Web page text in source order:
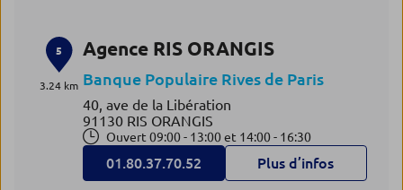
5
3.24 km
Agence RIS ORANGIS
Banque Populaire Rives de Paris
40, ave de la Libération
91130 RIS ORANGIS
Ouvert 09:00 - 13:00 et 14:00 - 16:30
01.80.37.70.52 Plus d’infos